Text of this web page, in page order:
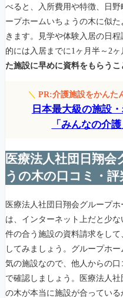
べると、入所費用や特徴、日
ープホームいちょうの木に似
きます。見学や体験入居の日
的には入居までに1ヶ月半～2ヶ
た施設に早めに資料をもらうこ
＼PR:介護施設をかんた
日本最大級の施設
「みんなの介
医療法人社団日翔
うの木の口コミ・評
医療法人社団日翔会グループ
は、インターネット上だと少
件の合う施設の資料請求をし
してみましょう。グループホ
気の施設なので、他人からの
で確認しましょう。医療法人
の木が本当に施設が合ってい